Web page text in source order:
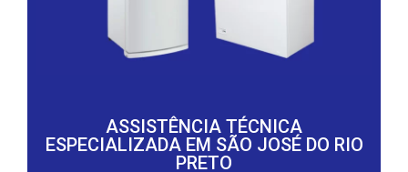
ASSISTÊNCIA TÉCNICA
ESPECIALIZADA EM SÃO JOSÉ DO RIO
PRETO